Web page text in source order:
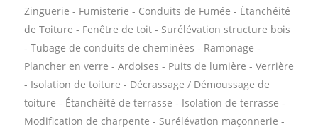
Zinguerie - Fumisterie - Conduits de Fumée - Étanchéité
de Toiture - Fenêtre de toit - Surélévation structure bois
- Tubage de conduits de cheminées - Ramonage -
Plancher en verre - Ardoises - Puits de lumière - Verrière
- Isolation de toiture - Décrassage / Démoussage de
toiture - Étanchéité de terrasse - Isolation de terrasse -
Modification de charpente - Surélévation maçonnerie -